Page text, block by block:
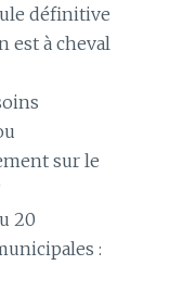
définitive
est à cheval
sur le
20
: